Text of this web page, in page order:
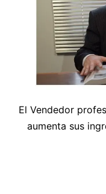
El Vendedor
aumenta sus